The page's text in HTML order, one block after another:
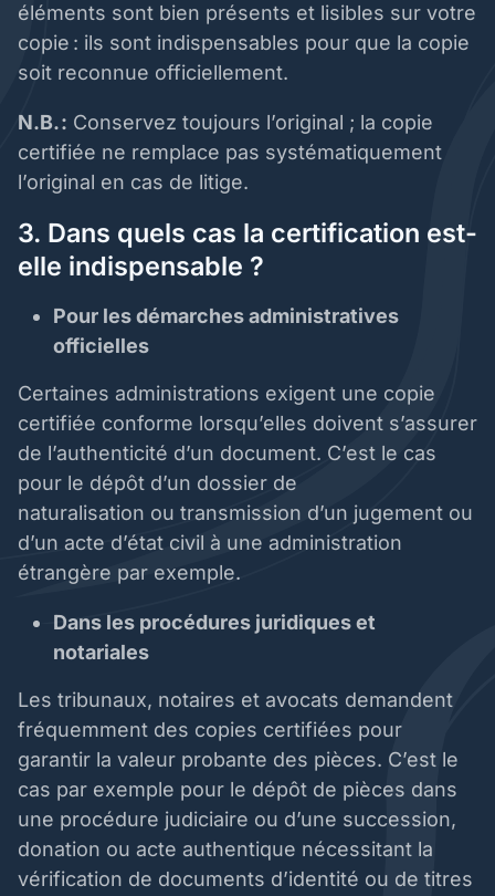
éléments sont bien présents et lisibles sur votre
copie : ils sont indispensables pour que la copie
soit reconnue officiellement.
N.B. : Conservez toujours l’original ; la copie
certifiée ne remplace pas systématiquement
l’original en cas de litige.
3. Dans quels cas la certification est-
elle indispensable ?
Pour les démarches administratives
officielles
Certaines administrations exigent une copie
certifiée conforme lorsqu’elles doivent s’assurer
de l’authenticité d’un document. C’est le cas
pour le dépôt d’un dossier de
naturalisation ou transmission d’un jugement ou
d’un acte d’état civil à une administration
étrangère par exemple.
Dans les procédures juridiques et
notariales
Les tribunaux, notaires et avocats demandent
fréquemment des copies certifiées pour
garantir la valeur probante des pièces. C’est le
cas par exemple pour le dépôt de pièces dans
une procédure judiciaire ou d’une succession,
donation ou acte authentique nécessitant la
vérification de documents d’identité ou de titres